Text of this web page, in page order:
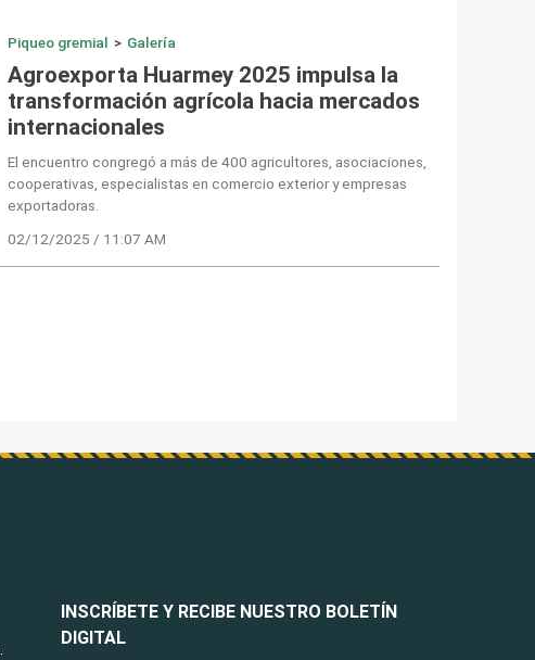
Piqueo gremial > Galería
Agroexporta Huarmey 2025 impulsa la
transformación agrícola hacia mercados
internacionales
El encuentro congregó a más de 400 agricultores, asociaciones,
cooperativas, especialistas en comercio exterior y empresas
exportadoras.
02/12/2025 / 11:07 AM
INSCRÍBETE Y RECIBE NUESTRO BOLETÍN
DIGITAL